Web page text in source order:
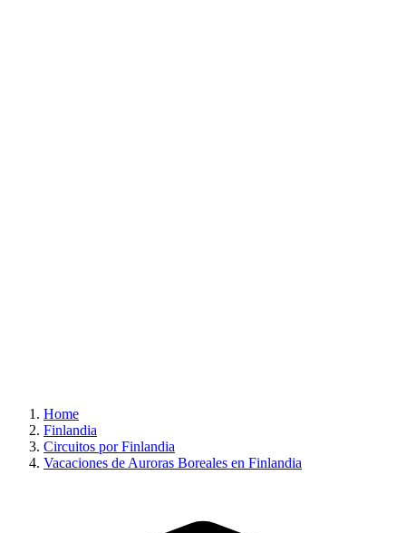
Home
Finlandia
Circuitos por Finlandia
Vacaciones de Auroras Boreales en Finlandia